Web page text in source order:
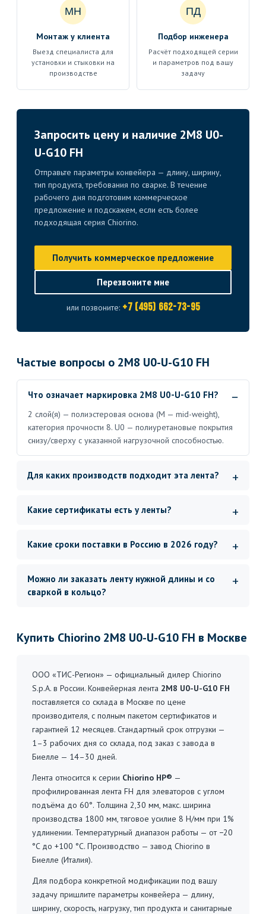
МН
Монтаж у клиента
Выезд специалиста для
установки и стыковки на
производстве
ПД
Подбор инженера
Расчёт подходящей серии
и параметров под вашу
задачу
Запросить цену и наличие 2M8 U0-
U-G10 FH
Отправьте параметры конвейера — длину, ширину,
тип продукта, требования по сварке. В течение
рабочего дня подготовим коммерческое
предложение и подскажем, если есть более
подходящая серия Chiorino.
Получить коммерческое предложение
Перезвоните мне
или позвоните: +7 (495) 662-73-95
Частые вопросы о 2M8 U0-U-G10 FH
Что означает маркировка 2M8 U0-U-G10 FH?
2 слой(я) — полиэстеровая основа (M — mid-weight),
категория прочности 8. U0 — полиуретановые покрытия
снизу/сверху с указанной нагрузочной способностью.
Для каких производств подходит эта лента?
Какие сертификаты есть у ленты?
Какие сроки поставки в Россию в 2026 году?
Можно ли заказать ленту нужной длины и со
сваркой в кольцо?
Купить Chiorino 2M8 U0-U-G10 FH в Москве
ООО «ТИС-Регион» — официальный дилер Chiorino
S.p.A. в России. Конвейерная лента 2M8 U0-U-G10 FH
поставляется со склада в Москве по цене
производителя, с полным пакетом сертификатов и
гарантией 12 месяцев. Стандартный срок отгрузки —
1–3 рабочих дня со склада, под заказ с завода в
Биелле — 14–30 дней.
Лента относится к серии Chiorino HP® —
профилированная лента FH для элеваторов с углом
подъёма до 60°. Толщина 2,30 мм, макс. ширина
производства 1800 мм, тяговое усилие 8 Н/мм при 1%
удлинении. Температурный диапазон работы — от −20
°C до +100 °C. Производство — завод Chiorino в
Биелле (Италия).
Для подбора конкретной модификации под вашу
задачу пришлите параметры конвейера — длину,
ширину, скорость, нагрузку, тип продукта и санитарные